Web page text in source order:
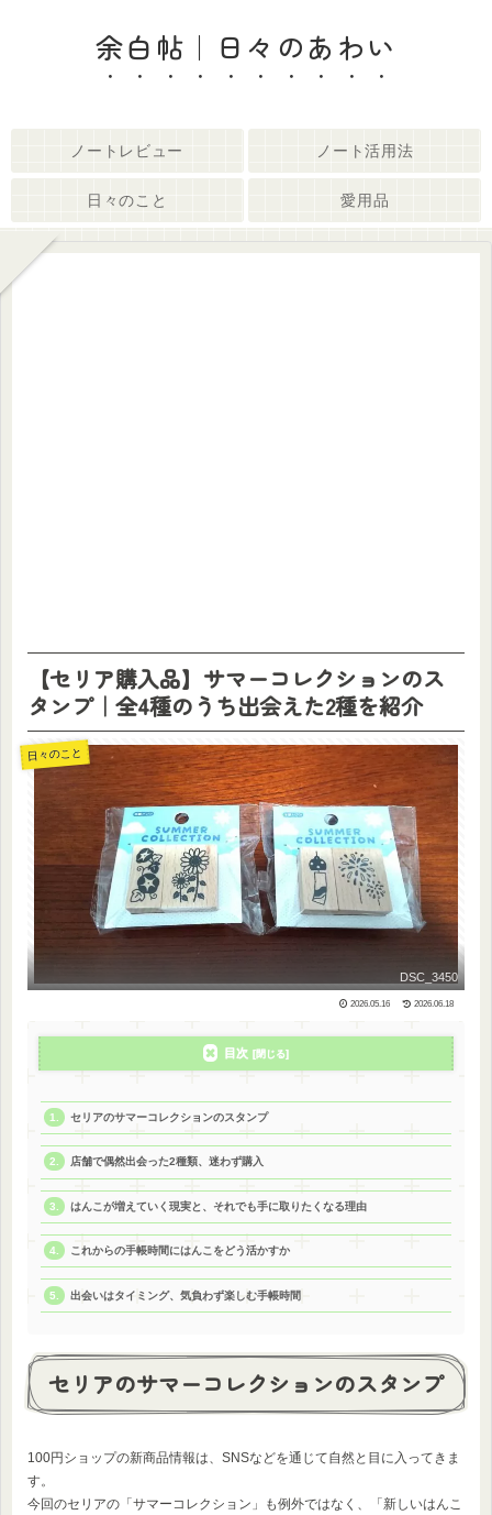
余白帖｜日々のあわい
ノートレビュー ノート活用法
日々のこと 愛用品
【セリア購入品】サマーコレクションのス
タンプ｜全4種のうち出会えた2種を紹介
日々のこと
DSC_3450
2026.05.16 2026.06.18
目次
セリアのサマーコレクションのスタンプ
店舗で偶然出会った2種類、迷わず購入
はんこが増えていく現実と、それでも手に取りたくなる理由
これからの手帳時間にはんこをどう活かすか
出会いはタイミング、気負わず楽しむ手帳時間
セリアのサマーコレクションのスタンプ
100円ショップの新商品情報は、SNSなどを通じて自然と目に入ってきま
す。
今回のセリアの「サマーコレクション」も例外ではなく、「新しいはんこ